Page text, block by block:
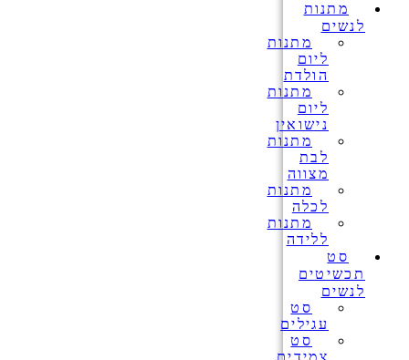
מתנות
לנשים
מתנות
ליום
הולדת
מתנות
ליום
נישואין
מתנות
לבת
מצווה
מתנות
לכלה
מתנות
ללידה
סט
תכשיטים
לנשים
סט
עגילים
סט
צמידים